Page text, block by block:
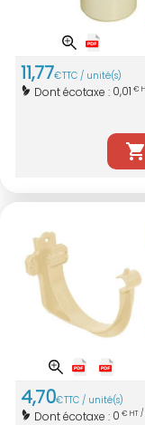
11,77€TTC / unité(s)
Dont écotaxe : 0,01 €
4,70€TTC / unité(s)
Dont écotaxe : 0 € HT /